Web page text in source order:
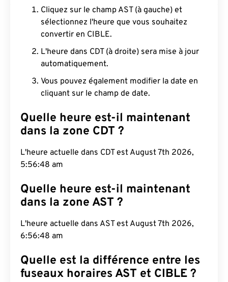
Cliquez sur le champ AST (à gauche) et
sélectionnez l'heure que vous souhaitez
convertir en CIBLE.
L'heure dans CDT (à droite) sera mise à jour
automatiquement.
Vous pouvez également modifier la date en
cliquant sur le champ de date.
Quelle heure est-il maintenant
dans la zone CDT ?
L'heure actuelle dans CDT est August 7th 2026,
5:56:49 am
Quelle heure est-il maintenant
dans la zone AST ?
L'heure actuelle dans AST est August 7th 2026,
6:56:49 am
Quelle est la différence entre les
fuseaux horaires AST et CIBLE ?